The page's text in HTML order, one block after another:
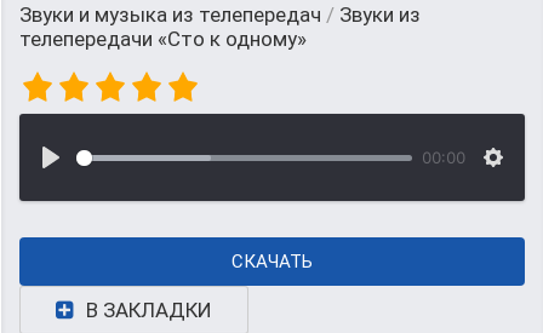
Звуки и музыка из телепередач / Звуки из
телепередачи «Сто к одному»
00:00
СКАЧАТЬ
В ЗАКЛАДКИ